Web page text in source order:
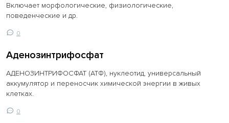
Включает морфологические, физиологические,
поведенческие и др.
0
Аденозинтрифосфат
АДЕНОЗИНТРИФОСФАТ (АТФ), нуклеотид, универсальный
аккумулятор и переносчик химической энергии в живых
клетках.
0